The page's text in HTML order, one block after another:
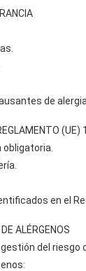
de
en el
ALÉRGENOS
del riesgo